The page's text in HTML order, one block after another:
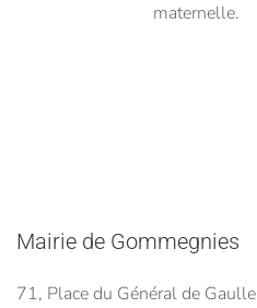
maternelle.
Mairie de Gommegnies
71, Place du Général de Gaulle